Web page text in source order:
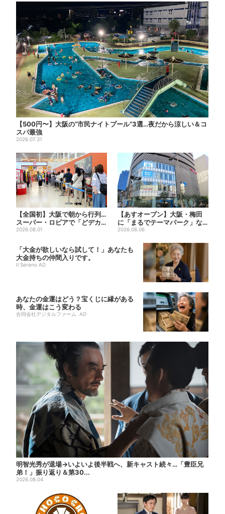
【500円〜】大阪の“市民ナイトプール”3選…夜だから涼しい＆コ
スパ最強
2026.07.31
【全国初】大阪で朝から行列…
スーパー・ロピアで「どデカ
抽選会」、開始30分で“1...
2026.08.01
【あすオープン】大阪・梅田
に「まるでテーマパーク」な
巨大スポーツ店、461ブラン...
2026.08.06
「大金が欲しいなら試して！」あなたも
大金持ちの仲間入りです。
Il Sereno AD
あなたの金運はどう？宝くじに縁がある
時、金運はこう変わる
合同会社デジタルファーム AD
明智光秀が退場→いよいよ後半戦へ、新キャスト続々…「豊臣兄
弟！」振り返り＆第30...
2026.08.04